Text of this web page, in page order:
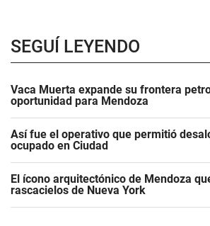
SEGUÍ LEYENDO
Vaca Muerta expande su frontera
oportunidad para Mendoza
Así fue el operativo que permitió
ocupado en Ciudad
El ícono arquitectónico de Mendoza
rascacielos de Nueva York